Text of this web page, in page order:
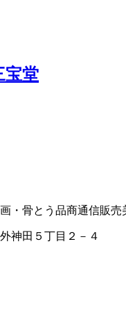
宝堂
・骨とう品商通信販売
神田５丁目２－４